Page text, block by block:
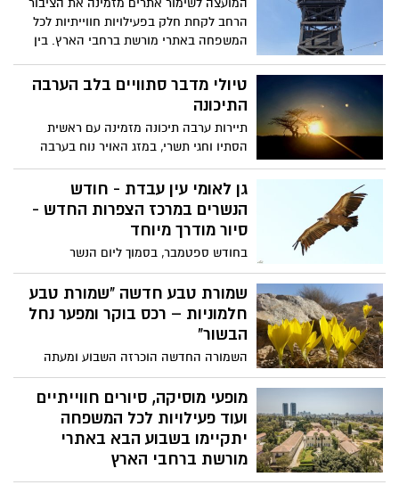
להשמיע קול של תקווה, דווקא מהמקומות
שנפגעו הכי קשה. פסטיבל 'מעיינות' מהווה
והקהילה אשר מתעוררת דווקא במקומות
שבהם ההרס מורגש עתה יותר מכל.
המועצה לשימור אתרים מזמינה את הציבור
הרחב לקחת חלק בפעילויות חווייתיות לכל
המשפחה באתרי מורשת ברחבי הארץ. בין
הכנת ריבה, שזירת פרחים לחג, פסטיבל דבש
גוריון וסיורים מודרכים באתרים.
טיולי מדבר סתוויים בלב הערבה
התיכונה
תיירות ערבה תיכונה מזמינה עם ראשית
הסתיו וחגי תשרי, במזג האויר נוח בערבה
התיכונה, לחקור את פלאי המדבר בטיולים
בלתי נשכחים.
גן לאומי עין עבדת - חודש
הנשרים במרכז הצפרות החדש -
סיור מודרך מיוחד
בחודש ספטמבר, בסמוך ליום הנשר
הבינלאומי, אנחנו מזמינים אתכם לבקר
בסמוך לאתרי קינון הנשרים מהחשובים
בישראל. במהלך הסיור נשמע ממדריכי רשות
הטבע והגנים על הפעולות לשימור אוכלוסיית
הנשרים בנגב. הסיור יתחיל במבואת שמורת
נמשיך ברכבים פרטיים לכניסה לגן לאומי עין
עבדת, שם נצא למסלול הליכה של כשעה.
בתום הסיור, למעוניינים משחק עצמאי
בפארק קבר בן-גוריון.
שמורת טבע חדשה "שמורת טבע
חלמוניות – רכס בוקר ומפער נחל
הבשור"
השמורה החדשה הוכרזה השבוע ומעתה
נחשבת כשטח מוגן תחת אחריות רשות הטבע
והגנים, אשר תאפשר לשמור על ערכי הטבע
והמורשת המתקיימים בהם.
מופעי מוסיקה, סיורים חווייתיים
ועוד פעילויות לכל המשפחה
יתקיימו בשבוע הבא באתרי
מורשת ברחבי הארץ
משרד המורשת והמועצה לשימור אתרים